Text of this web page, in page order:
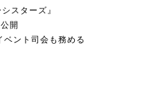
スターズ』
開
ベント司会も務める